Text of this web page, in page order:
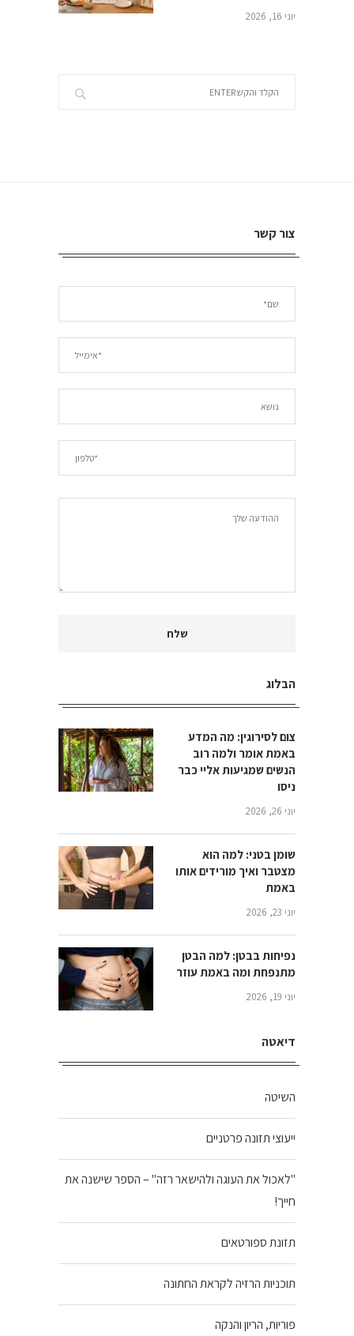
יוני 16, 2026
צור קשר
הבלוג
צום לסירוגין: מה המדע
באמת אומר ולמה רוב
הנשים שמגיעות אליי כבר
ניסו
יוני 26, 2026
שומן בטני: למה הוא
מצטבר ואיך מורידים אותו
באמת
יוני 23, 2026
נפיחות בבטן: למה הבטן
מתנפחת ומה באמת עוזר
יוני 19, 2026
דיאטה
השיטה
ייעוצי תזונה פרטניים
"לאכול את העוגה ולהישאר רזה" – הספר שישנה את
חייך!
תזונת ספורטאים
תוכניות הרזיה לקראת החתונה
פוריות, הריון והנקה